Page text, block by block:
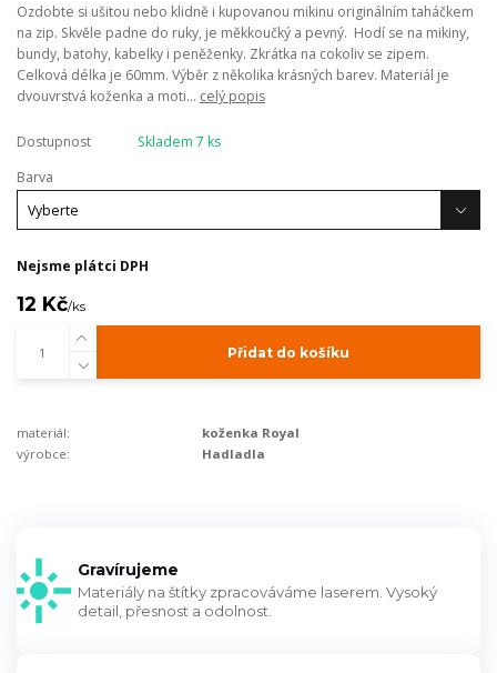
Ozdobte si ušitou nebo klidně i kupovanou mikinu originálním taháčkem
na zip. Skvěle padne do ruky, je měkkoučký a pevný. Hodí se na mikiny,
bundy, batohy, kabelky i peněženky. Zkrátka na cokoliv se zipem.
Celková délka je 60mm. Výběr z několika krásných barev. Materiál je
dvouvrstvá koženka a moti... celý popis
Dostupnost
Skladem 7 ks
Barva
Nejsme plátci DPH
12 Kč/ks
Přidat do košíku
materiál:
koženka Royal
výrobce:
Hadladla
Gravírujeme
Materiály na štítky zpracováváme laserem. Vysoký
detail, přesnost a odolnost.